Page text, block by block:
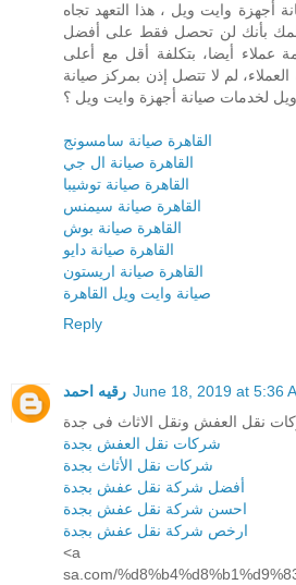
أجهزة وايت ويل ، هذا التعهد تجاه
بأنك لن تحصل فقط على أفضل
عملاء أيضا، بتكلفة أقل مع أعلى
لم لا تتصل إذن بمركز صيانة
لخدمات صيانة أجهزة وايت ويل ؟
القاهرة صيانة سامسونج
القاهرة صيانة ال جي
القاهرة صيانة توشيبا
القاهرة صيانة سيمنس
القاهرة صيانة بوش
القاهرة صيانة دايو
القاهرة صيانة اريستون
صيانة وايت ويل القاهرة
Reply
رقيه احمد June 18, 2019 at 5:36
نقل العفش ونقل الاثاث فى جدة
شركات نقل العفش بجدة
شركات نقل الأثاث بجدة
أفضل شركة نقل عفش بجدة
احسن شركة نقل عفش بجدة
ارخص شركة نقل عفش بجدة
<a
sa.com/